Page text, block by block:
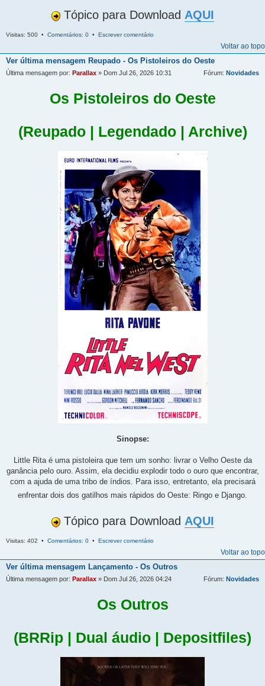
Tópico para Download AQUI
Visitas: 500 • Comentários: 0 • Escrever comentário
Voltar ao topo
Ver última mensagem Reupado - Os Pistoleiros do Oeste
Última mensagem por: Parallax » Dom Jul 26, 2026 10:31 Fórum: Novidades
Os Pistoleiros do Oeste
(Reupado | Legendado | Archive)
Sinopse:
Little Rita é uma pistoleira que tem um sonho: livrar o Velho Oeste da
ganância pelo ouro. Assim, ela decidiu explodir todo o ouro que encontrar,
com a ajuda de uma tribo de índios. Para isso, entretanto, ela precisará
enfrentar dois dos gatilhos mais rápidos do Oeste: Ringo e Django.
Tópico para Download AQUI
Visitas: 402 • Comentários: 0 • Escrever comentário
Voltar ao topo
Ver última mensagem Lançamento - Os Outros
Última mensagem por: Parallax » Dom Jul 26, 2026 04:24 Fórum: Novidades
Os Outros
(BRRip | Dual áudio | Depositfiles)